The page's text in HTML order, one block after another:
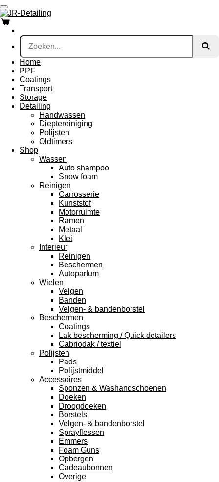
Ga
direct
naar
de
hoofdinhoud
Home
PPF
Coatings
Transport
Storage
Detailing
Handwassen
Dieptereiniging
Polijsten
Oldtimers
Shop
Wassen
Auto shampoo
Snow foam
Reinigen
Carrosserie
Kunststof
Motorruimte
Ramen
Metaal
Klei
Interieur
Reinigen
Beschermen
Autoparfum
Wielen
Velgen
Banden
Velgen- & bandenborstel
Beschermen
Coatings
Lak bescherming / Quick detailers
Cabriodak / textiel
Polijsten
Pads
Polijstmiddel
Accessoires
Sponzen & Washandschoenen
Doeken
Droogdoeken
Borstels
Velgen- & bandenborstel
Sprayflessen
Emmers
Foam Guns
Opbergen
Cadeaubonnen
Overige